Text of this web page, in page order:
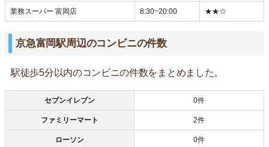
業務スーパー 富岡店 8:30~20:00 ★★☆
京急富岡駅周辺のコンビニの件数
駅徒歩5分以内のコンビニの件数をまとめました。
セブンイレブン 0件
ファミリーマート 2件
ローソン 0件